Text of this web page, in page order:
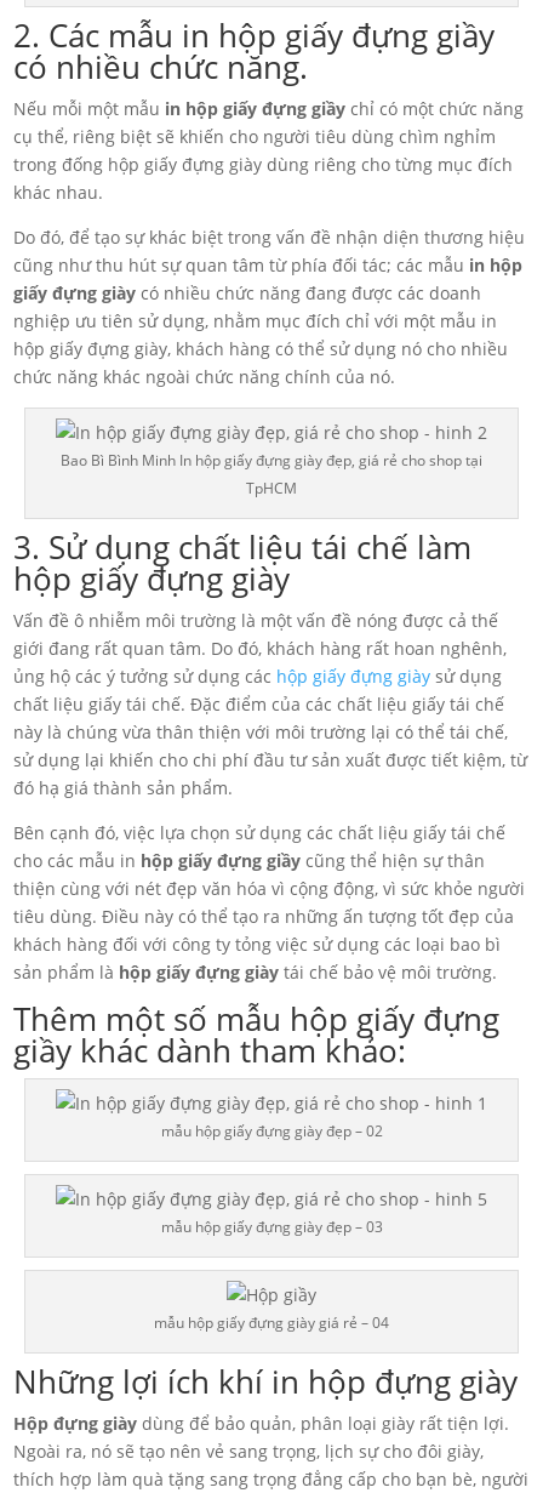
2. Các mẫu in hộp giấy đựng giầy
có nhiều chức năng.
Nếu mỗi một mẫu in hộp giấy đựng giầy chỉ có một chức năng
cụ thể, riêng biệt sẽ khiến cho người tiêu dùng chìm nghỉm
trong đống hộp giấy đựng giày dùng riêng cho từng mục đích
khác nhau.
Do đó, để tạo sự khác biệt trong vấn đề nhận diện thương hiệu
cũng như thu hút sự quan tâm từ phía đối tác; các mẫu in hộp
giấy đựng giày có nhiều chức năng đang được các doanh
nghiệp ưu tiên sử dụng, nhằm mục đích chỉ với một mẫu in
hộp giấy đựng giày, khách hàng có thể sử dụng nó cho nhiều
chức năng khác ngoài chức năng chính của nó.
Bao Bì Bình Minh In hộp giấy đựng giày đẹp, giá rẻ cho shop tại
TpHCM
3. Sử dụng chất liệu tái chế làm
hộp giấy đựng giày
Vấn đề ô nhiễm môi trường là một vấn đề nóng được cả thế
giới đang rất quan tâm. Do đó, khách hàng rất hoan nghênh,
ủng hộ các ý tưởng sử dụng các hộp giấy đựng giày sử dụng
chất liệu giấy tái chế. Đặc điểm của các chất liệu giấy tái chế
này là chúng vừa thân thiện với môi trường lại có thể tái chế,
sử dụng lại khiến cho chi phí đầu tư sản xuất được tiết kiệm, từ
đó hạ giá thành sản phẩm.
Bên cạnh đó, việc lựa chọn sử dụng các chất liệu giấy tái chế
cho các mẫu in hộp giấy đựng giầy cũng thể hiện sự thân
thiện cùng với nét đẹp văn hóa vì cộng động, vì sức khỏe người
tiêu dùng. Điều này có thể tạo ra những ấn tượng tốt đẹp của
khách hàng đối với công ty tỏng việc sử dụng các loại bao bì
sản phẩm là hộp giấy đựng giày tái chế bảo vệ môi trường.
Thêm một số mẫu hộp giấy đựng
giầy khác dành tham khảo:
mẫu hộp giấy đựng giày đẹp – 02
mẫu hộp giấy đựng giày đẹp – 03
mẫu hộp giấy đựng giày giá rẻ – 04
Những lợi ích khí in hộp đựng giày
Hộp đựng giày dùng để bảo quản, phân loại giày rất tiện lợi.
Ngoài ra, nó sẽ tạo nên vẻ sang trọng, lịch sự cho đôi giày,
thích hợp làm quà tặng sang trọng đẳng cấp cho bạn bè, người